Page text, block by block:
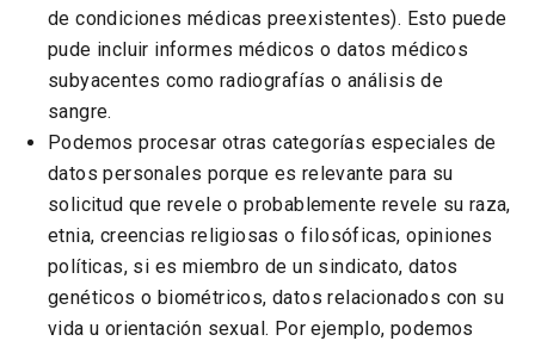
de condiciones médicas preexistentes). Esto puede
pude incluir informes médicos o datos médicos
subyacentes como radiografías o análisis de
sangre.
Podemos procesar otras categorías especiales de
datos personales porque es relevante para su
solicitud que revele o probablemente revele su raza,
etnia, creencias religiosas o filosóficas, opiniones
políticas, si es miembro de un sindicato, datos
genéticos o biométricos, datos relacionados con su
vida u orientación sexual. Por ejemplo, podemos